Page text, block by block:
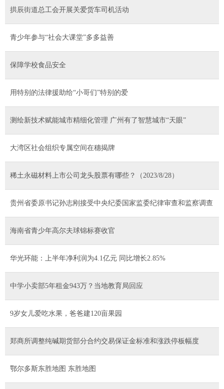
拱辰街道总工会开展关爱货车司机活动
青少年参与“社会大课堂”多多益善
保障学校食品安全
用特别的法律援助给“小哥们”特别的爱
测绘新技术赋能城市精细化管理 广州有了智慧城市“天眼”
大湾区社会组织专属空间在穗揭牌
稀土永磁材料上市公司龙头股票有哪些？（2023/8/28）
贵州省委原书记孙志刚接受中央纪委国家监委纪律审查和监察调查
海南省青少年高尔夫球锦标赛收官
华光环能：上半年净利润为4.1亿元 同比增长2.85%
中学小卖部5年租金943万？当地教育局回应
9岁女儿爱吃水果，爸爸建120亩果园
郑商所调整纯碱期货部分合约交易保证金标准和涨跌停板幅度
鄂尔多斯东胜地图 东胜地图